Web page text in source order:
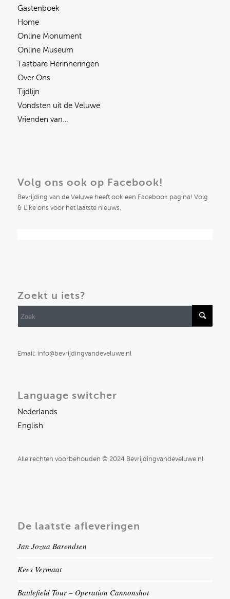
Gastenboek
Home
Online Monument
Online Museum
Tastbare Herinneringen
Over Ons
Tijdlijn
Vondsten uit de Veluwe
Vrienden van…
Volg ons ook op Facebook!
Bevrijding van de Veluwe heeft ook een Facebook pagina! Volg
& Like ons voor het laatste nieuws.
Zoekt u iets?
Email: info@bevrijdingvandeveluwe.nl
Language switcher
Nederlands
English
Alle rechten voorbehouden © 2024 Bevrijdingvandeveluwe.nl
De laatste afleveringen
Jan Jozua Barendsen
Kees Vermaat
Battlefield Tour – Operation Cannonshot